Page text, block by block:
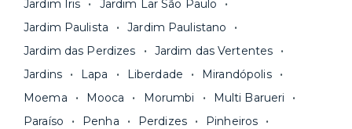
Seja uma mala ou um caminhão de mudança: é
só levar as suas coisas e começar a morar.
contrato na tela do seu computador ou celular.
Simples, seguro e sem burocracia!
Jardim Iris
Jardim Lar São Paulo
Jardim Paulista
Jardim Paulistano
Jardim das Perdizes
Jardim das Vertentes
Jardins
Lapa Liberdade
Mirandópolis
Moema
Mooca Morumbi
Multi Barueri
Paraíso
Penha Perdizes
Pinheiros